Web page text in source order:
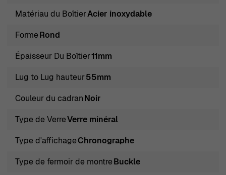
Matériau du BoîtierAcier inoxydable
FormeRond
Épaisseur Du Boîtier11mm
Lug to Lug hauteur55mm
Couleur du cadranNoir
Type de VerreVerre minéral
Type d'affichageChronographe
Type de fermoir de montreBuckle